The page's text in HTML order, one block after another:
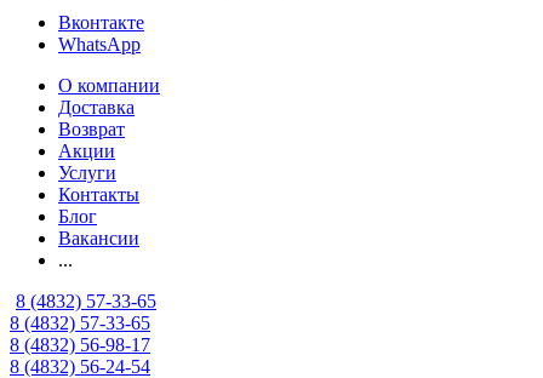
Вконтакте
WhatsApp
О компании
Доставка
Возврат
Акции
Услуги
Контакты
Блог
Вакансии
...
8 (4832) 57-33-65
8 (4832) 57-33-65
8 (4832) 56-98-17
8 (4832) 56-24-54